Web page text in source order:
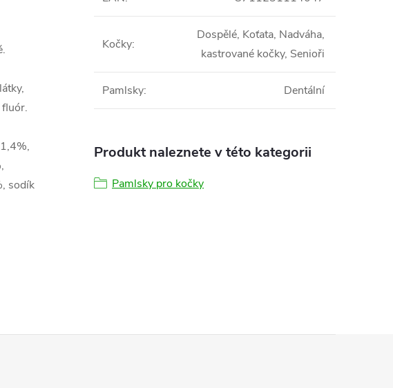
sodík
Kočky:
Dospělé, Koťata, Nadváha,
kastrované kočky, Senioři
Pamlsky: Dentální
Produkt naleznete v této kategorii
Pamlsky pro kočky